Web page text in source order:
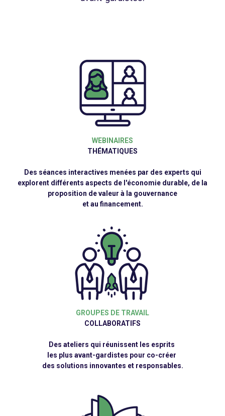
WEBINAIRES
THÉMATIQUES
Des séances interactives menées par des experts qui
explorent différents aspects de l'économie durable, de la
proposition de valeur à la gouvernance
et au financement.
GROUPES DE TRAVAIL
COLLABORATIFS
Des ateliers qui réunissent les esprits
les plus avant-gardistes pour co-créer
des solutions innovantes et responsables.